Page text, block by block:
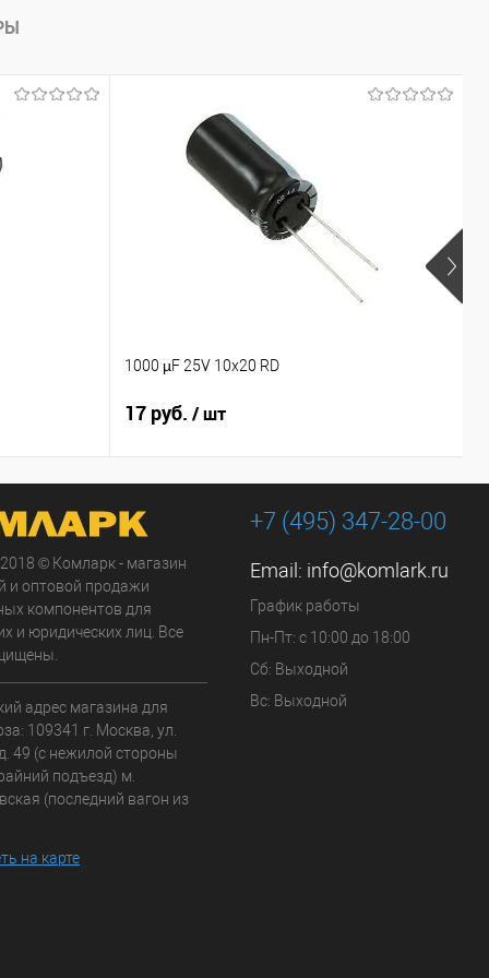
1000 µF 25V 10x20 RD
17 руб. / шт
© Комларк - магазин
и оптовой продажи
компонентов для
и юридических лиц. Все
адрес магазина для
109341 г. Москва, ул.
49 (с нежилой стороны
подъезд) м.
(последний вагон из
на карте
+7 (495) 347-28-00
Email: info@komlark.ru
График работы
Пн-Пт: с 10:00 до 18:00
Сб: Выходной
Вс: Выходной